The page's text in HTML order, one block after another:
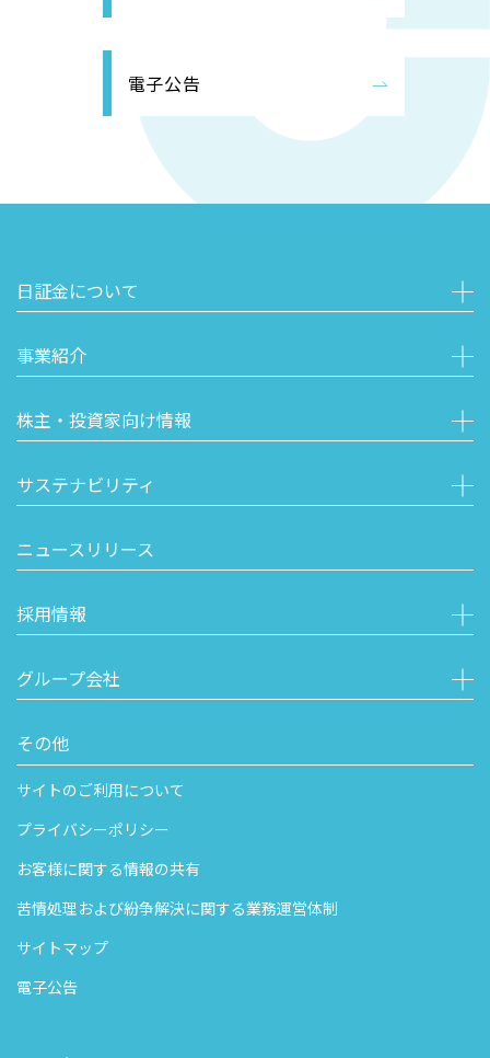
電子公告
日証金について
事業紹介
株主・投資家向け情報
サステナビリティ
ニュースリリース
採用情報
グループ会社
その他
サイトのご利用について
プライバシーポリシー
お客様に関する情報の共有
苦情処理および紛争解決に関する業務運営体制
サイトマップ
電子公告